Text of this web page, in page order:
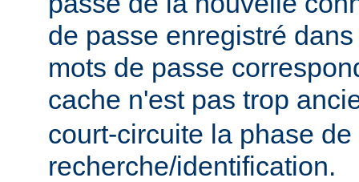
de passe enregistré
mots de passe
cache n'est pas trop
court-circuite la phase de
recherche/identification.